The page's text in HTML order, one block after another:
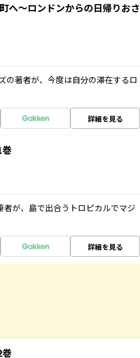
へ～ロンドンからの日帰りおさ
の著者が、今度は自分の滞在するロ
詳細を見る
が、島で出合うトロピカルでマジ
詳細を見る